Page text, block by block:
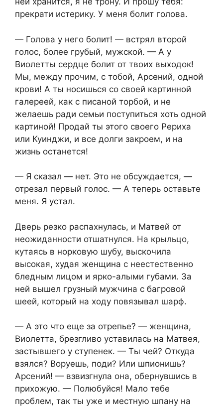
прекрати истерику. У меня болит голова.
— Голова у него болит! — встрял второй
голос, более грубый, мужской. — А у
Виолетты сердце болит от твоих выходок!
Мы, между прочим, с тобой, Арсений, одной
крови! А ты носишься со своей картинной
галереей, как с писаной торбой, и не
желаешь ради семьи поступиться хоть одной
картиной! Продай ты этого своего Рериха
или Куинджи, и все долги закроем, и на
жизнь останется!
— Я сказал — нет. Это не обсуждается, —
отрезал первый голос. — А теперь оставьте
меня. Я устал.
Дверь резко распахнулась, и Матвей от
неожиданности отшатнулся. На крыльцо,
кутаясь в норковую шубу, выскочила
высокая, худая женщина с неестественно
бледным лицом и ярко-алыми губами. За
ней вышел грузный мужчина с багровой
шеей, который на ходу повязывал шарф.
— А это что еще за отрепье? — женщина,
Виолетта, брезгливо уставилась на Матвея,
застывшего у ступенек. — Ты чей? Откуда
взялся? Воруешь, поди? Или шпионишь?
Арсений! — взвизгнула она, обернувшись в
прихожую. — Полюбуйся! Мало тебе
проблем, так ты уже и местную шпану на